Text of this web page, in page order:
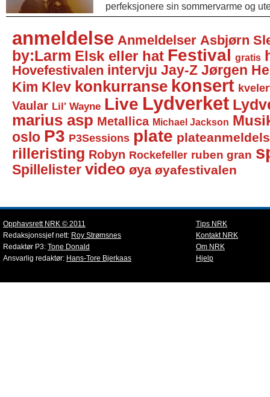
perfeksjonere sin sommervarme og
anmeldelse Anmeldelser Asbjørn
by:Larm Elsk eller hat Festival gratis
Hovefestivalen intervju Jay-Z Jørgen
Kim Klev konkurranse konsert
Vaular Lil' Wayne Live Lydverket
marius asp Metallica Michael Jackson
oslo P3 P3Sessions plate
rilleristing Robyn Rockefeller ruben gran
Spillelister video øya øyafestivalen
Opphavsrett NRK © 2011
Redaksjonssjef nett: Roy Strømsnes
Redaktør P3: Tone Donald
Ansvarlig redaktør: Hans-Tore Bjerkaas
Tips NRK
Kontakt NRK
Om NRK
Hjelp